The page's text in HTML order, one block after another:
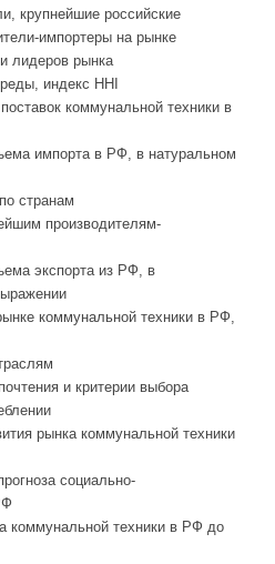
крупнейшие российские
импортеры на рынке
лидеров рынка
индекс HHI
коммунальной техники в
импорта в РФ, в натуральном
странам
производителям-
экспорта из РФ, в
коммунальной техники в РФ,
и критерии выбора
рынка коммунальной техники
социально-
коммунальной техники в РФ до